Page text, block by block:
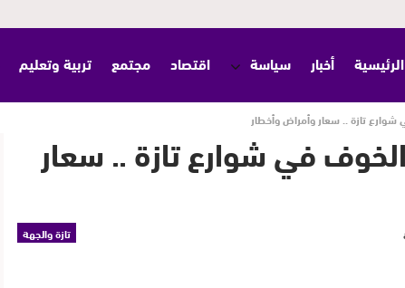
الرئيسية أخبار سياسة اقتصاد مجتمع تربية وتعليم
تازة .. سعار وأمراض وأخطار
في شوارع تازة .. سعار
تازة والجهة